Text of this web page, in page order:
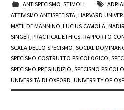
ANTISPECISMO, STIMOLI
ATTIVISMO ANTISPECISTA,HARVARD
MATILDE MANNINO,LUCIUS CAVIOLA,
SINGER,PRACTICAL ETHICS,RAPPORTO
SCALA DELLO SPECISMO,SOCIAL
SPECISMO COSTRUTTO PSICOLOGICO,
SPECISMO PREGIUDIZIO,SPECISMO
UNIVERSITÀ DI OXFORD,UNIVERSITY OF